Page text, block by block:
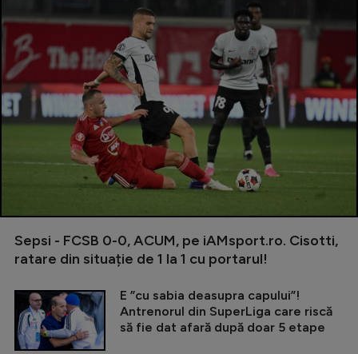
Sepsi - FCSB 0-0, ACUM, pe iAMsport.ro. Cisotti,
ratare din situație de 1 la 1 cu portarul!
E ”cu sabia deasupra capului”!
Antrenorul din SuperLiga care riscă
să fie dat afară după doar 5 etape